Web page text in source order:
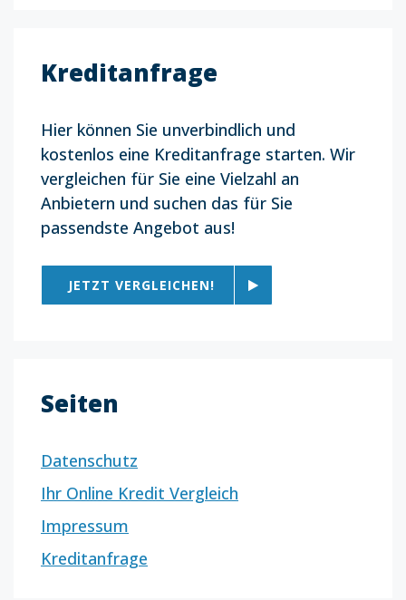
Kreditanfrage
Hier können Sie unverbindlich und
kostenlos eine Kreditanfrage starten. Wir
vergleichen für Sie eine Vielzahl an
Anbietern und suchen das für Sie
passendste Angebot aus!
JETZT VERGLEICHEN!
Seiten
Datenschutz
Ihr Online Kredit Vergleich
Impressum
Kreditanfrage